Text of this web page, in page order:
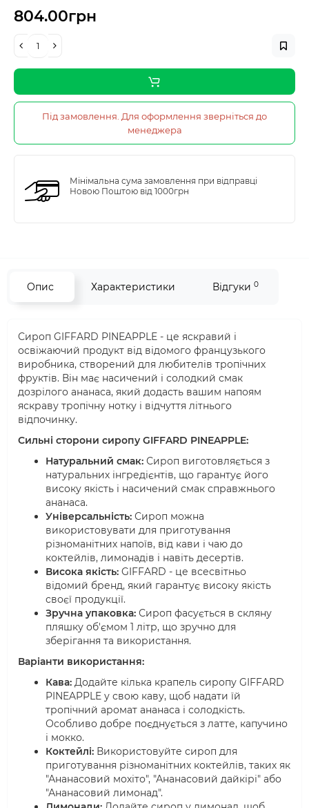
804.00грн
Під замовлення. Для оформлення зверніться до
менеджера
Мінімальна сума замовлення при відправці
Новою Поштою від 1000грн
Опис Характеристики Відгуки 0
Сироп GIFFARD PINEAPPLE - це яскравий і
освіжаючий продукт від відомого французького
виробника, створений для любителів тропічних
фруктів. Він має насичений і солодкий смак
дозрілого ананаса, який додасть вашим напоям
яскраву тропічну нотку і відчуття літнього
відпочинку.
Сильні сторони сиропу GIFFARD PINEAPPLE:
Натуральний смак: Сироп виготовляється з
натуральних інгредієнтів, що гарантує його
високу якість і насичений смак справжнього
ананаса.
Універсальність: Сироп можна
використовувати для приготування
різноманітних напоїв, від кави і чаю до
коктейлів, лимонадів і навіть десертів.
Висока якість: GIFFARD - це всесвітньо
відомий бренд, який гарантує високу якість
своєї продукції.
Зручна упаковка: Сироп фасується в скляну
пляшку об'ємом 1 літр, що зручно для
зберігання та використання.
Варіанти використання:
Кава: Додайте кілька крапель сиропу GIFFARD
PINEAPPLE у свою каву, щоб надати їй
тропічний аромат ананаса і солодкість.
Особливо добре поєднується з латте, капучино
і мокко.
Коктейлі: Використовуйте сироп для
приготування різноманітних коктейлів, таких як
"Ананасовий мохіто", "Ананасовий дайкірі" або
"Ананасовий лимонад".